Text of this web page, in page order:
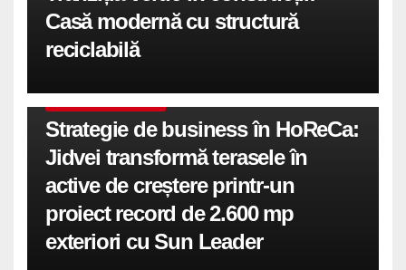
Casă modernă cu structură
reciclabilă
Strategie de business în HoReCa:
Jidvei transformă terasele în
active de creștere printr-un
proiect record de 2.600 mp
exteriori cu Sun Leader